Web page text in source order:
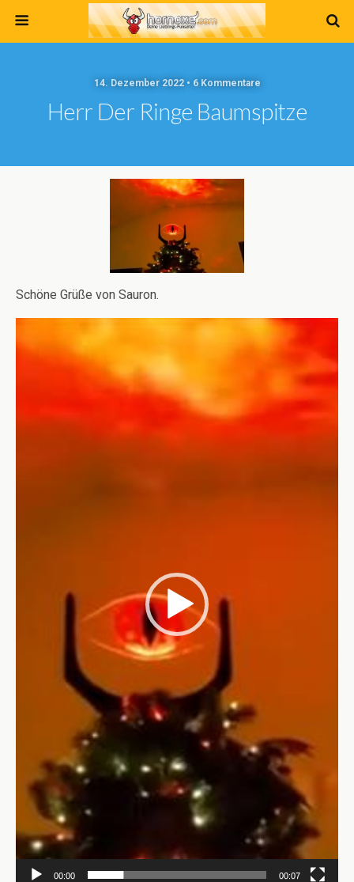
14. Dezember 2022 • 6 Kommentare
Herr Der Ringe Baumspitze
Schöne Grüße von Sauron.
Player
00:00 00:07